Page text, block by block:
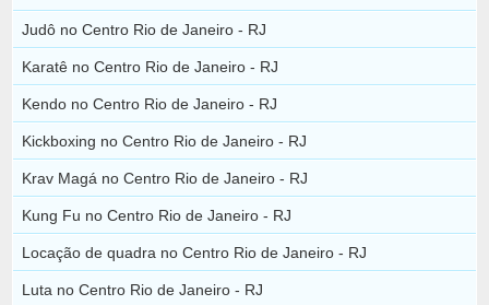
Judô no Centro Rio de Janeiro - RJ
Karatê no Centro Rio de Janeiro - RJ
Kendo no Centro Rio de Janeiro - RJ
Kickboxing no Centro Rio de Janeiro - RJ
Krav Magá no Centro Rio de Janeiro - RJ
Kung Fu no Centro Rio de Janeiro - RJ
Locação de quadra no Centro Rio de Janeiro - RJ
Luta no Centro Rio de Janeiro - RJ